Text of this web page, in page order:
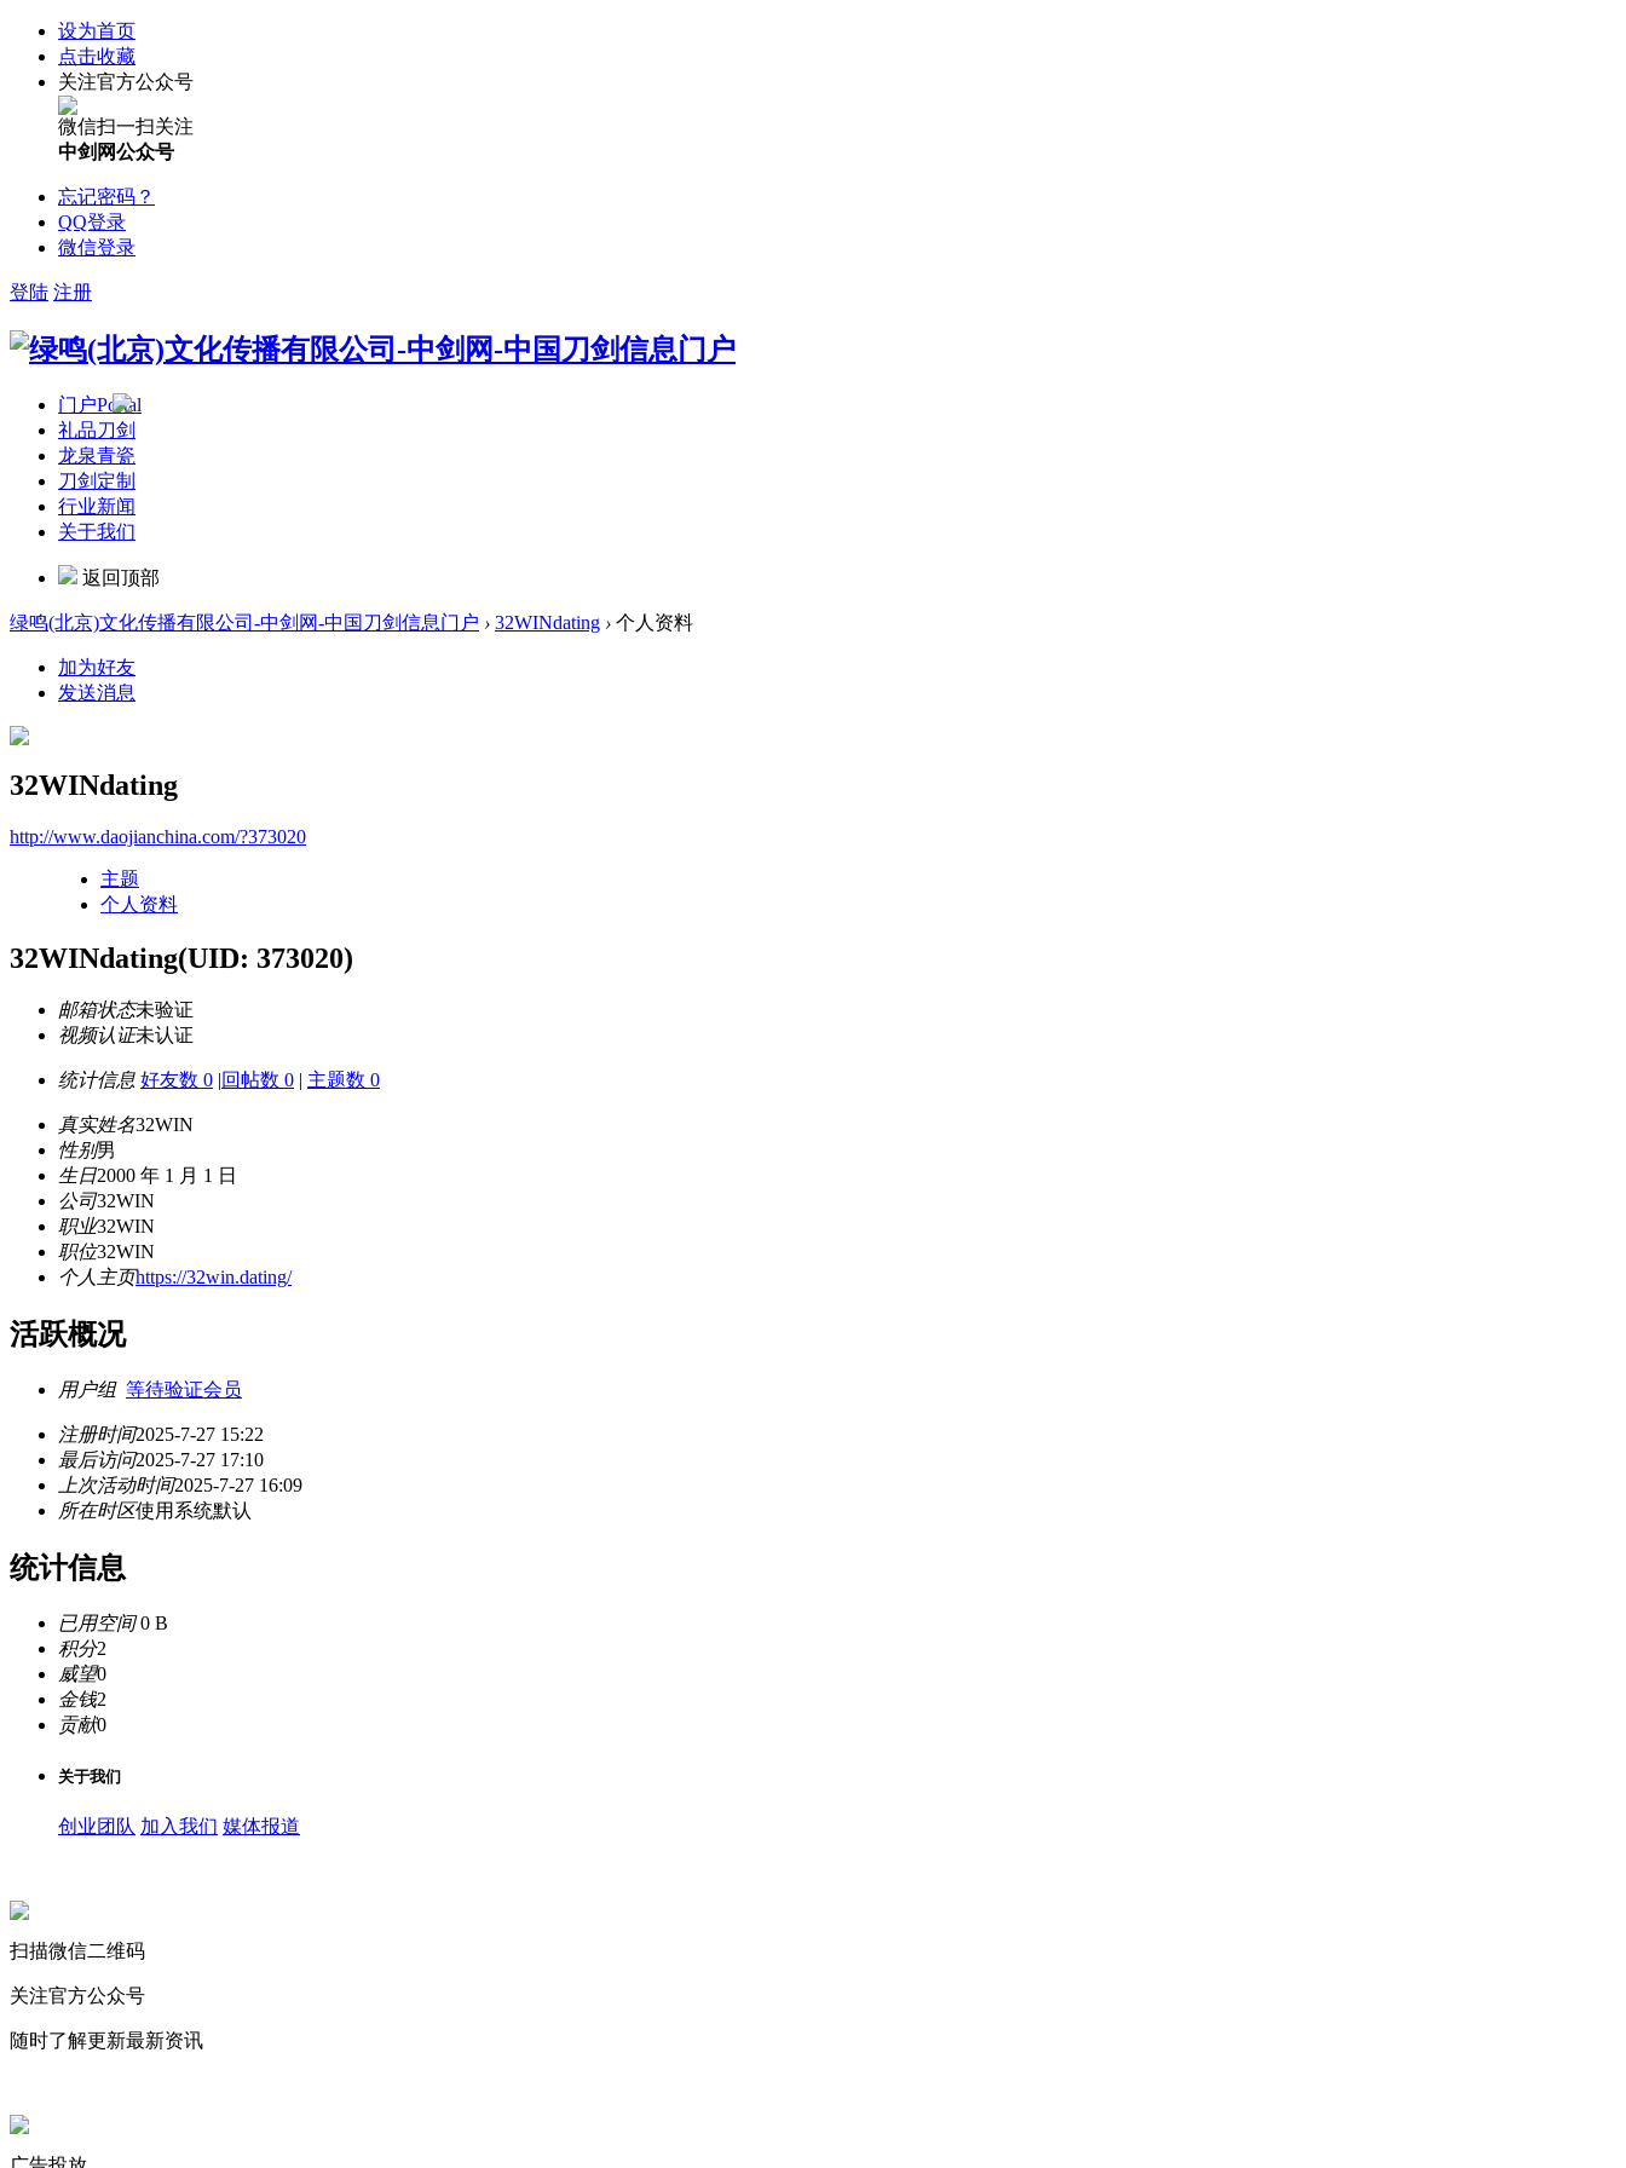
设为首页
点击收藏
关注官方公众号
微信扫一扫关注
中剑网公众号
忘记密码？
QQ登录
微信登录
登陆 注册
门户Portal
礼品刀剑
龙泉青瓷
刀剑定制
行业新闻
关于我们
返回顶部
绿鸣(北京)文化传播有限公司-中剑网-中国刀剑信息门户 › 32WINdating › 个人资料
加为好友
发送消息
32WINdating
http://www.daojianchina.com/?373020
主题
个人资料
32WINdating(UID: 373020)
邮箱状态未验证
视频认证未认证
统计信息 好友数 0 |回帖数 0 | 主题数 0
真实姓名32WIN
性别男
生日2000 年 1 月 1 日
公司32WIN
职业32WIN
职位32WIN
个人主页https://32win.dating/
活跃概况
用户组 等待验证会员
注册时间2025-7-27 15:22
最后访问2025-7-27 17:10
上次活动时间2025-7-27 16:09
所在时区使用系统默认
统计信息
已用空间0 B
积分2
威望0
金钱2
贡献0
关于我们
创业团队 加入我们 媒体报道
扫描微信二维码
关注官方公众号
随时了解更新最新资讯